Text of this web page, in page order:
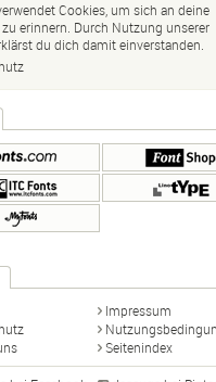
Cookies, um sich an deine
erinnern. Durch Nutzung unserer
du dich damit einverstanden.
Impressum
Seitenindex